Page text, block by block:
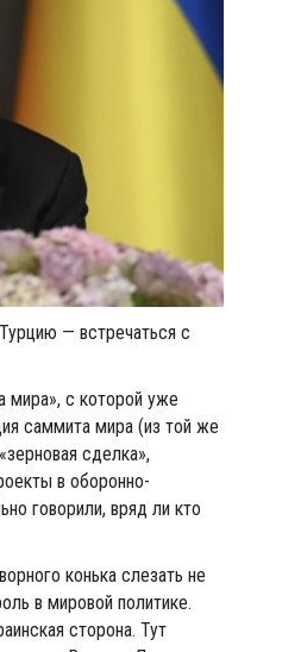
— встречаться с
мира», с которой уже
саммита мира (из той же
сделка»,
в оборонно-
говорили, вряд ли кто
конька слезать не
в мировой политике.
сторона. Тут